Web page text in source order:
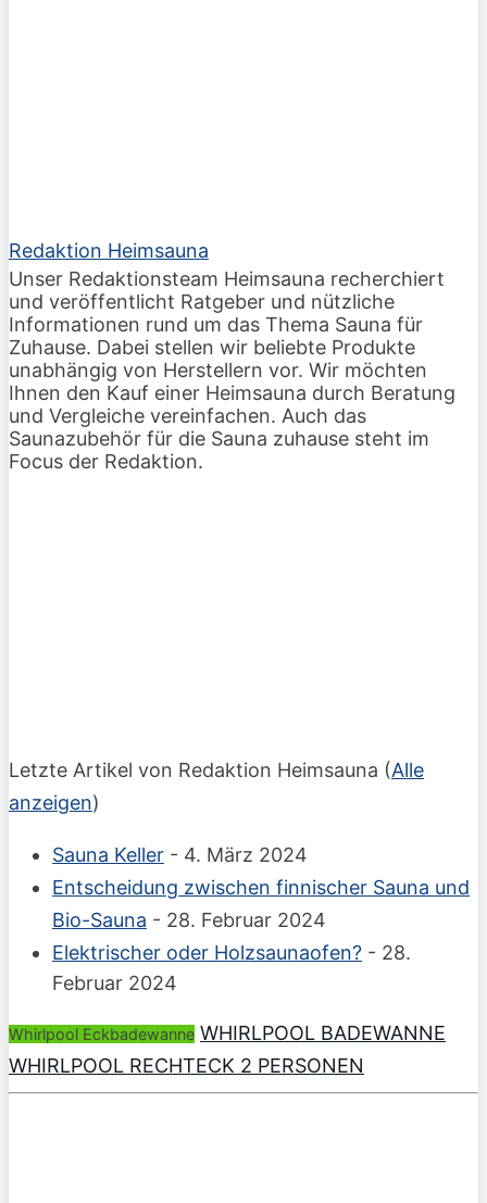
Redaktion Heimsauna
Unser Redaktionsteam Heimsauna recherchiert
und veröffentlicht Ratgeber und nützliche
Informationen rund um das Thema Sauna für
Zuhause. Dabei stellen wir beliebte Produkte
unabhängig von Herstellern vor. Wir möchten
Ihnen den Kauf einer Heimsauna durch Beratung
und Vergleiche vereinfachen. Auch das
Saunazubehör für die Sauna zuhause steht im
Focus der Redaktion.
Letzte Artikel von Redaktion Heimsauna (Alle
anzeigen)
Sauna Keller - 4. März 2024
Entscheidung zwischen finnischer Sauna und
Bio-Sauna - 28. Februar 2024
Elektrischer oder Holzsaunaofen? - 28.
Februar 2024
Whirlpool Eckbadewanne WHIRLPOOL BADEWANNE
WHIRLPOOL RECHTECK 2 PERSONEN